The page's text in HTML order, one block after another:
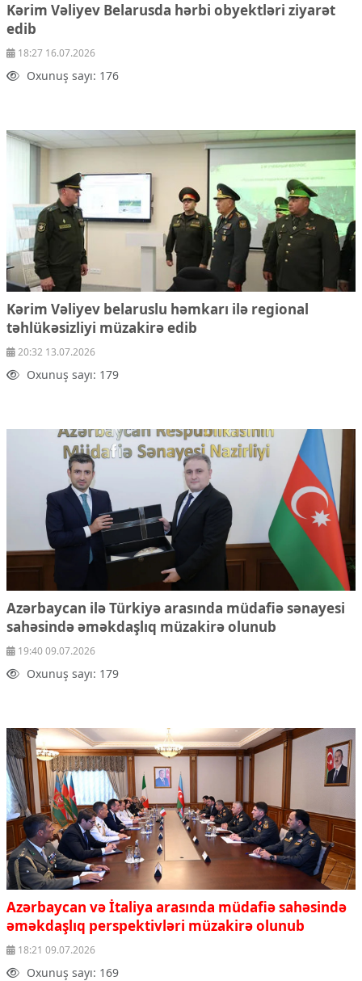
Kərim Vəliyev Belarusda hərbi obyektləri ziyarət
edib
18:27 16.07.2026
Oxunuş sayı: 176
Kərim Vəliyev belaruslu həmkarı ilə regional
təhlükəsizliyi müzakirə edib
20:32 13.07.2026
Oxunuş sayı: 179
Azərbaycan ilə Türkiyə arasında müdafiə sənayesi
sahəsində əməkdaşlıq müzakirə olunub
19:40 09.07.2026
Oxunuş sayı: 179
Azərbaycan və İtaliya arasında müdafiə sahəsində
əməkdaşlıq perspektivləri müzakirə olunub
18:21 09.07.2026
Oxunuş sayı: 169